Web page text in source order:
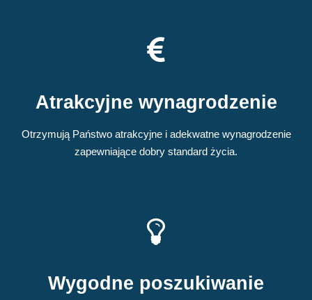
Atrakcyjne wynagrodzenie
Otrzymują Państwo atrakcyjne i adekwatne wynagrodzenie
zapewniające dobry standard życia.
Wygodne poszukiwanie